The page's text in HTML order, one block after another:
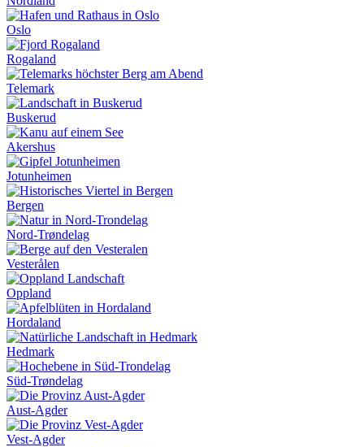
Oslo
Rogaland
Telemark
Buskerud
Akershus
Jotunheimen
Bergen
Nord-Trøndelag
Vesterålen
Oppland
Hordaland
Hedmark
Süd-Trøndelag
Aust-Agder
Vest-Agder